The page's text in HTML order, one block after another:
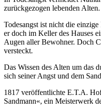
zurückgezogen lebenden Alten.
Todesangst ist nicht die
er doch im Keller des Hauses
Augen aller Bewohner. Doch
versteckt.
Das Wissen des Alten um das
sich seiner Angst und dem
1817 veröffentlichte E.T.A.
Sandmann«, ein Meisterwerk